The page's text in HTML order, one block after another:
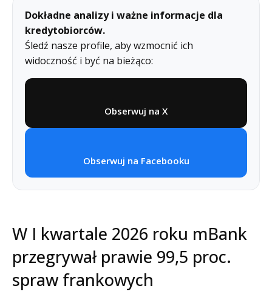
Dokładne analizy i ważne informacje dla
kredytobiorców.
Śledź nasze profile, aby wzmocnić ich
widoczność i być na bieżąco:
Obserwuj na X
Obserwuj na Facebooku
W I kwartale 2026 roku mBank
przegrywał prawie 99,5 proc.
spraw frankowych